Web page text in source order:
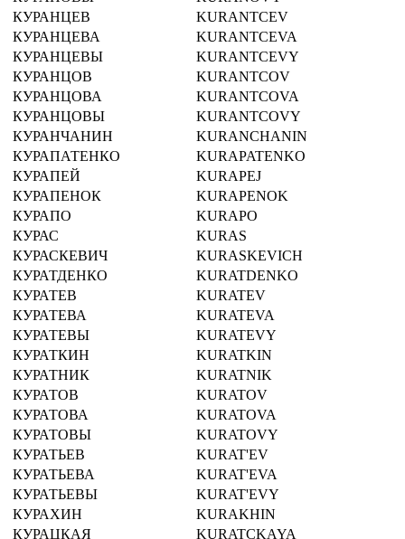
КУРАНЦЕВ
KURANTCEV
КУРАНЦЕВА
KURANTCEVA
КУРАНЦЕВЫ
KURANTCEVY
КУРАНЦОВ
KURANTCOV
КУРАНЦОВА
KURANTCOVA
КУРАНЦОВЫ
KURANTCOVY
КУРАНЧАНИН
KURANCHANIN
КУРАПАТЕНКО
KURAPATENKO
КУРАПЕЙ
KURAPEJ
КУРАПЕНОК
KURAPENOK
КУРАПО
KURAPO
КУРАС
KURAS
КУРАСКЕВИЧ
KURASKEVICH
КУРАТДЕНКО
KURATDENKO
КУРАТЕВ
KURATEV
КУРАТЕВА
KURATEVA
КУРАТЕВЫ
KURATEVY
КУРАТКИН
KURATKIN
КУРАТНИК
KURATNIK
КУРАТОВ
KURATOV
КУРАТОВА
KURATOVA
КУРАТОВЫ
KURATOVY
КУРАТЬЕВ
KURAT'EV
КУРАТЬЕВА
KURAT'EVA
КУРАТЬЕВЫ
KURAT'EVY
КУРАХИН
KURAKHIN
КУРАЦКАЯ
KURATCKAYA